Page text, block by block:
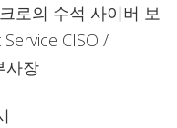
로의 수석 사이버 보
CISO /
사장